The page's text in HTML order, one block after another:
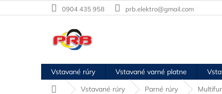
na
0904 435 958 prb.elektro@gmail.com
Vstavané rúry Vstavané varné platne
DomovVstavané rúry Parné rúry